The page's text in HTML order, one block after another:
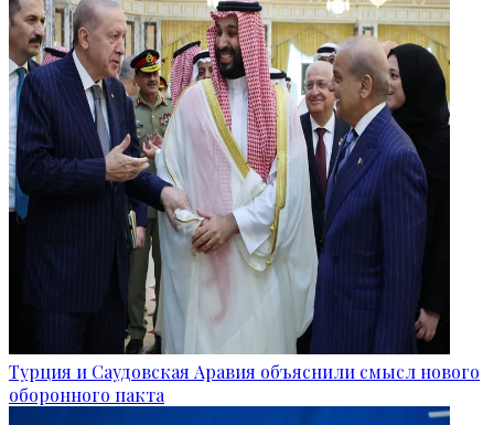
Турция и Саудовская Аравия объяснили смысл нового
оборонного пакта